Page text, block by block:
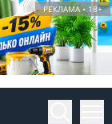
РЕКЛАМА • 18+